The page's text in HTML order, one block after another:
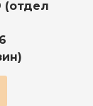
(отдел